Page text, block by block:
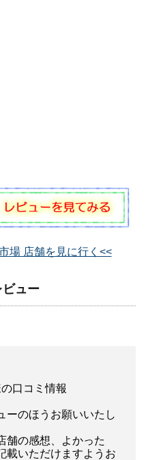
場 店舗を見に行く<<
ュー
口コミ情報
ーのほうお願いいたし
舗の感想、よかった
載いただけますようお